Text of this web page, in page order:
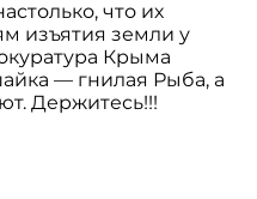
что их
изъятия земли у
Крыма
— гнилая Рыба, а
Держитесь!!!